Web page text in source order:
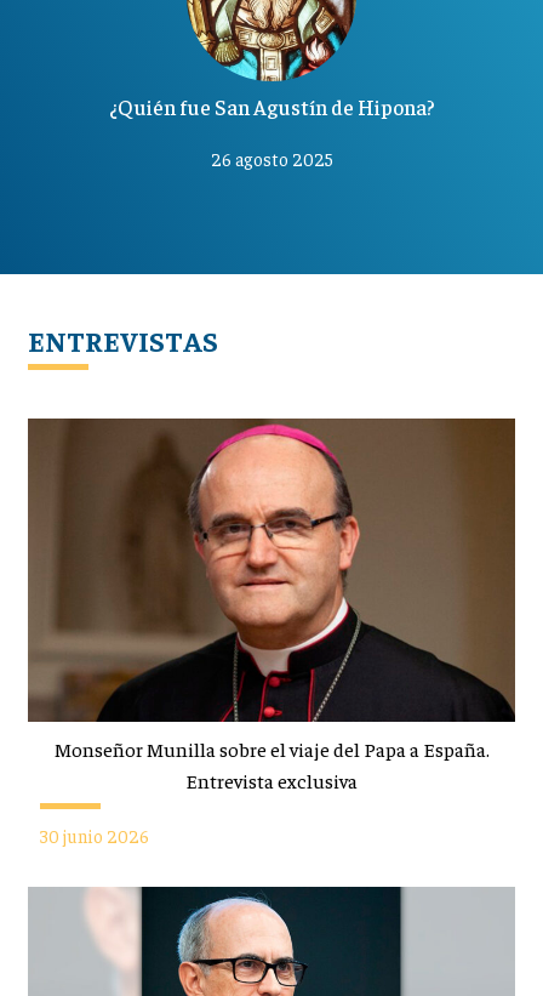
¿Quién fue San Agustín de Hipona?
26 agosto 2025
ENTREVISTAS
Monseñor Munilla sobre el viaje del Papa a España.
Entrevista exclusiva
30 junio 2026